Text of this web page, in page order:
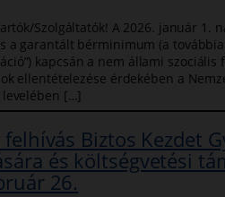
Szolgáltatók! A 2026. január 1.
a garantált bérminimum (a
kapcsán a nem állami
ellentételezése érdekében a
[…]
felhívás Biztos Kezdet
és költségvetési
26.